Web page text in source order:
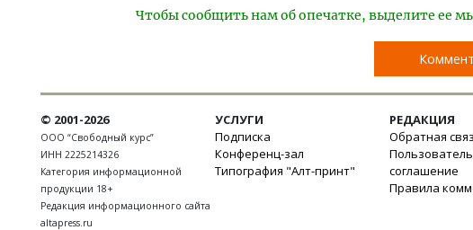
Чтобы сообщить нам об опечатке, выделите ее
© 2001-2026
ООО “Свободный курс”
ИНН 2225214326
Категория информационной
продукции 18+
Редакция информационного сайта
altapress.ru
УСЛУГИ
Подписка
Конференц-зал
Типография "Алт-принт"
РЕДАКЦИЯ
Обратная
соглашение
Правила